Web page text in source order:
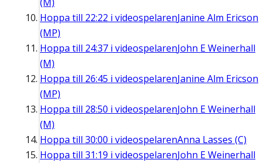
Hoppa till 22:22 i videospelarenJanine Alm Ericson
(MP)
Hoppa till 24:37 i videospelarenJohn E Weinerhall
(M)
Hoppa till 26:45 i videospelarenJanine Alm Ericson
(MP)
Hoppa till 28:50 i videospelarenJohn E Weinerhall
(M)
Hoppa till 30:00 i videospelarenAnna Lasses (C)
Hoppa till 31:19 i videospelarenJohn E Weinerhall